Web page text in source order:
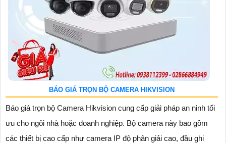
BÁO GIÁ TRỌN BỘ CAMERA HIKVISION
Báo giá trọn bộ Camera Hikvision cung cấp giải pháp an ninh tối
ưu cho ngôi nhà hoặc doanh nghiệp. Bộ camera này bao gồm
các thiết bị cao cấp như camera IP độ phân giải cao, đầu ghi